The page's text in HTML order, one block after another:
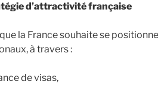
d’attractivité française
la France souhaite se
à travers :
de visas,